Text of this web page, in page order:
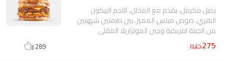
بصل مكرمل، يقدم مع المخلل، اللحم البيكون
البقري، صوص مينس المميز، بين طبقتين شهيتين
من الجبنة امريكية وجبن الموتزاريلا المقلي
275جنيه 289